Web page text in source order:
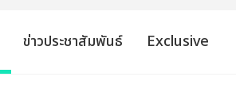
ข่าวประชาสัมพันธ์ Exclusive